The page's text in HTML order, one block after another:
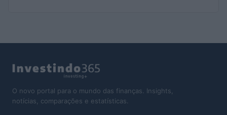
O novo portal para o mundo das finanças. Insights,
notícias, comparações e estatísticas.